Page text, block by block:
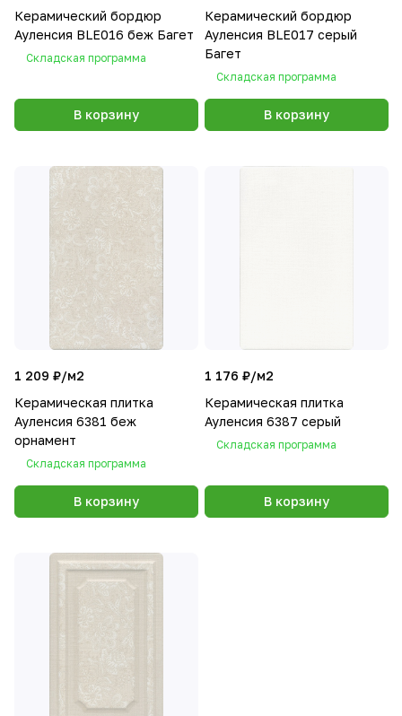
Керамический бордюр
Ауленсия BLE016 беж Багет
Складская программа
В корзину
Керамический бордюр
Ауленсия BLE017 серый
Багет
Складская программа
В корзину
1 209 ₽/м2
Керамическая плитка
Ауленсия 6381 беж
орнамент
Складская программа
В корзину
1 176 ₽/м2
Керамическая плитка
Ауленсия 6387 серый
Складская программа
В корзину